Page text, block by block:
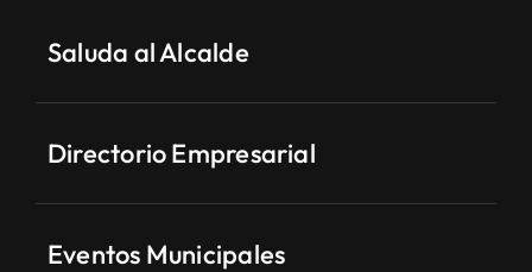
Saluda al Alcalde
Directorio Empresarial
Eventos Municipales